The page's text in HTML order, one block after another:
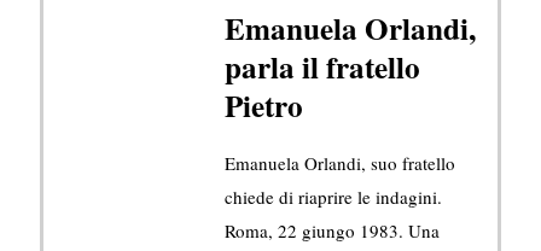
Emanuela Orlandi,
parla il fratello
Pietro
Emanuela Orlandi, suo fratello
chiede di riaprire le indagini.
Roma, 22 giungo 1983. Una